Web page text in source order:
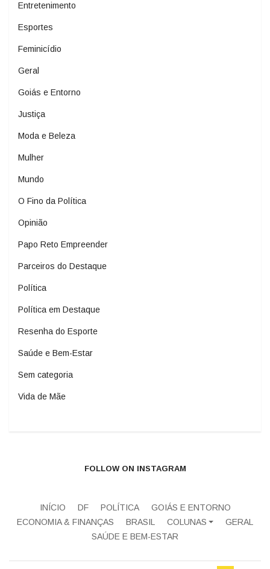
Entretenimento
Esportes
Feminicídio
Geral
Goiás e Entorno
Justiça
Moda e Beleza
Mulher
Mundo
O Fino da Política
Opinião
Papo Reto Empreender
Parceiros do Destaque
Política
Política em Destaque
Resenha do Esporte
Saúde e Bem-Estar
Sem categoria
Vida de Mãe
FOLLOW ON INSTAGRAM
INÍCIO DF POLÍTICA
GOIÁS E ENTORNO
ECONOMIA & FINANÇAS
BRASIL COLUNAS
GERAL
SAÚDE E BEM-ESTAR